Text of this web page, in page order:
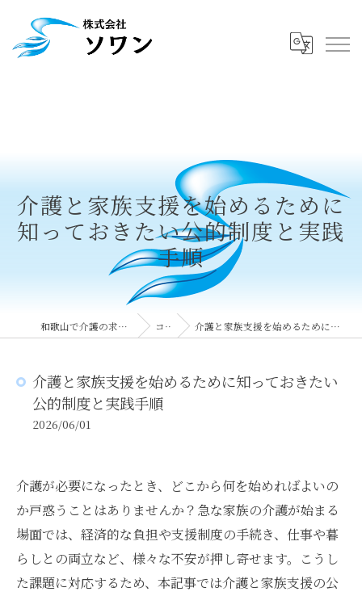
介護と家族支援を始めるために
知っておきたい公的制度と実践
手順
和歌山で介護の求人なら株式会社ソワン コラム 介護と家族支援を始めるために知っておきたい公的制度と実践手順
介護と家族支援を始めるために知っておきたい
公的制度と実践手順
2026/06/01
介護が必要になったとき、どこから何を始めればよいの
か戸惑うことはありませんか？急な家族の介護が始まる
場面では、経済的な負担や支援制度の手続き、仕事や暮
らしとの両立など、様々な不安が押し寄せます。こうし
た課題に対応するため、本記事では介護と家族支援の公